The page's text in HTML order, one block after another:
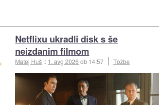
Netflixu ukradli disk s še
neizdanim filmom
Matej Huš :: 1. avg 2026ob 14:57 Tožbe